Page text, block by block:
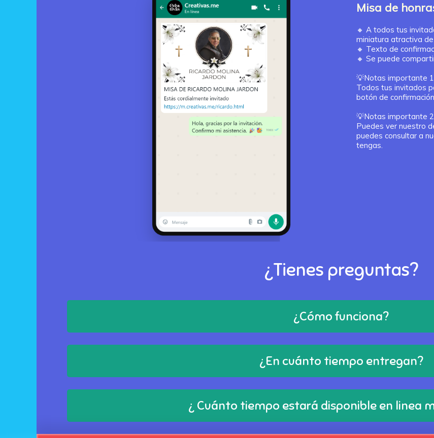
Misa de
🔸 A todos tus
miniatura atractiva
🔸 Texto de
🔸 Se puede
💡Notas importante
Todos tus invitados
botón de confirmación
💡Notas importante
Puedes ver nuestro
puedes consultar a
¿Tienes preguntas?
¿Cómo funciona?
¿En cuánto tiempo entregan?
¿ Cuánto tiempo estará disponible en linea